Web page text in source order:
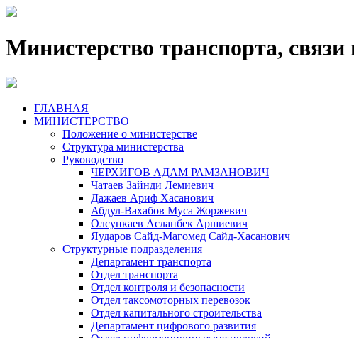
Министерство транспорта,
ГЛАВНАЯ
МИНИСТЕРСТВО
Положение о министерстве
Структура министерства
Руководство
ЧЕРХИГОВ АДАМ РАМЗАНОВИЧ
Чатаев Зайнди Лемиевич
Дажаев Ариф Хасанович
Абдул-Вахабов Муса Жоржевич
Олсункаев Асланбек Аршиевич
Яударов Сайд-Магомед Сайд-Хасанович
Структурные подразделения
Департамент транспорта
Отдел транспорта
Отдел контроля и безопасности
Отдел таксомоторных перевозок
Отдел капитального строительства
Департамент цифрового развития